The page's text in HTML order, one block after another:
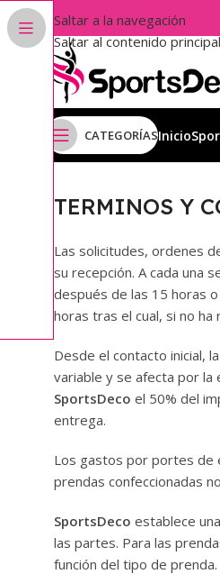
Saltar a la navegación
Saltar al contenido principal
CATEGORÍASInicio
TERMINOS Y
Las solicitudes, ordenes
su recepción. A cada una
después de las 15 horas
horas tras el cual, si no
Desde el contacto inicial,
variable y se afecta por la
SportsDeco el 50% del
entrega.
Los gastos por portes de
prendas confeccionadas
SportsDeco establece
las partes. Para las
función del tipo de prenda.